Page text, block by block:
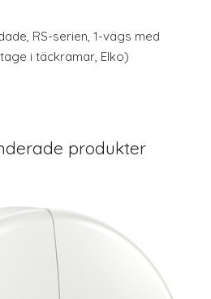
RS-serien, 1-vägs med
i täckramar, Elko)
produkter